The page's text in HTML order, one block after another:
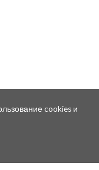
cookies и